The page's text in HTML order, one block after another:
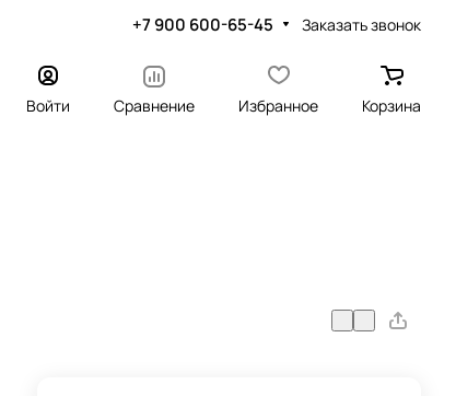
+7 900 600-65-45 Заказать звонок
Войти Сравнение Избранное Корзина